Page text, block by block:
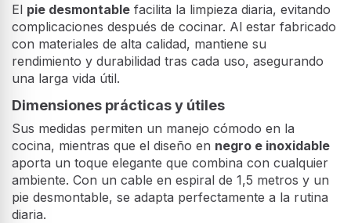
El pie desmontable facilita la limpieza diaria, evitando
complicaciones después de cocinar. Al estar fabricado
con materiales de alta calidad, mantiene su
rendimiento y durabilidad tras cada uso, asegurando
una larga vida útil.
Dimensiones prácticas y útiles
Sus medidas permiten un manejo cómodo en la
cocina, mientras que el diseño en negro e inoxidable
aporta un toque elegante que combina con cualquier
ambiente. Con un cable en espiral de 1,5 metros y un
pie desmontable, se adapta perfectamente a la rutina
diaria.